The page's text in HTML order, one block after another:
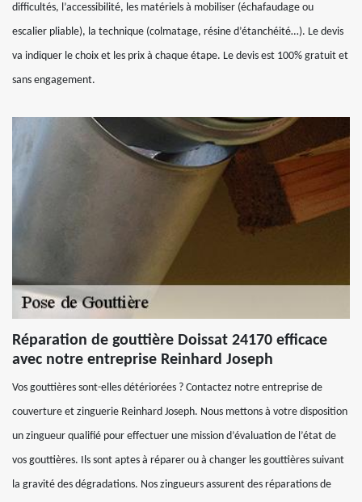
difficultés, l’accessibilité, les matériels à mobiliser (échafaudage ou
escalier pliable), la technique (colmatage, résine d’étanchéité…). Le devis
va indiquer le choix et les prix à chaque étape. Le devis est 100% gratuit et
sans engagement.
Réparation de gouttière Doissat 24170 efficace
avec notre entreprise Reinhard Joseph
Vos gouttières sont-elles détériorées ? Contactez notre entreprise de
couverture et zinguerie Reinhard Joseph. Nous mettons à votre disposition
un zingueur qualifié pour effectuer une mission d’évaluation de l’état de
vos gouttières. Ils sont aptes à réparer ou à changer les gouttières suivant
la gravité des dégradations. Nos zingueurs assurent des réparations de